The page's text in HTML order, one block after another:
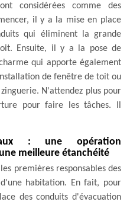
considérées comme des
il y a la mise en place
qui éliminent la grande
Ensuite, il y a la pose de
qui apporte également
de fenêtre de toit ou
N'attendez plus pour
pour faire les tâches. Il
: une opération
meilleure étanchéité
premières responsables des
habitation. En fait, pour
des conduits d'évacuation